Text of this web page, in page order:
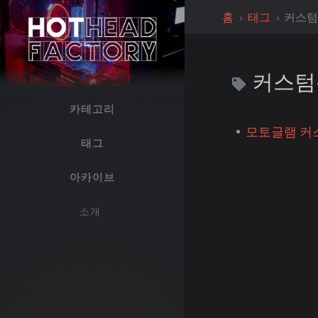
카테고리
태그
아카이브
소개
홈 태그 커스
커스
모토글램 커